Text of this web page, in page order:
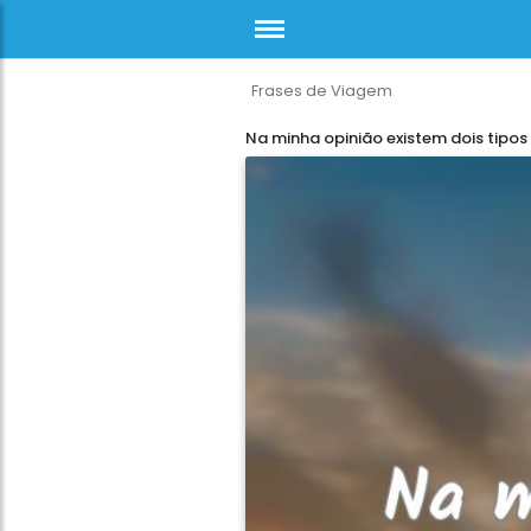
Frases de Viagem
Na minha opinião existem dois tipos